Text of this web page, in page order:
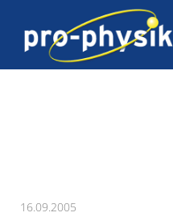
16.09.2005